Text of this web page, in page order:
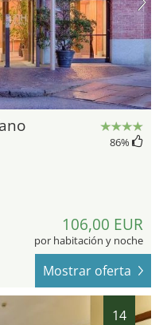
86%
106,00 EUR
por habitación y noche
Mostrar oferta
14